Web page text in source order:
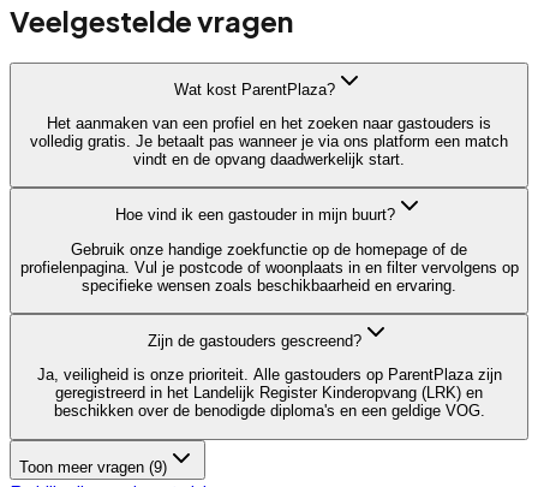
Veelgestelde vragen
Wat kost ParentPlaza?
Het aanmaken van een profiel en het zoeken naar gastouders is
volledig gratis. Je betaalt pas wanneer je via ons platform een match
vindt en de opvang daadwerkelijk start.
Hoe vind ik een gastouder in mijn buurt?
Gebruik onze handige zoekfunctie op de homepage of de
profielenpagina. Vul je postcode of woonplaats in en filter vervolgens op
specifieke wensen zoals beschikbaarheid en ervaring.
Zijn de gastouders gescreend?
Ja, veiligheid is onze prioriteit. Alle gastouders op ParentPlaza zijn
geregistreerd in het Landelijk Register Kinderopvang (LRK) en
beschikken over de benodigde diploma's en een geldige VOG.
Toon meer vragen (9)